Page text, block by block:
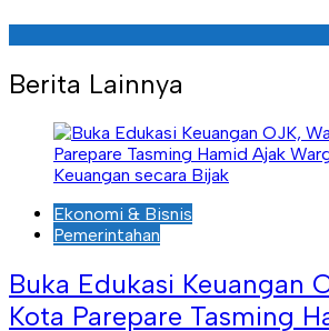
Berita Lainnya
Ekonomi & Bisnis
Pemerintahan
Buka Edukasi Keuangan
Kota Parepare Tasming